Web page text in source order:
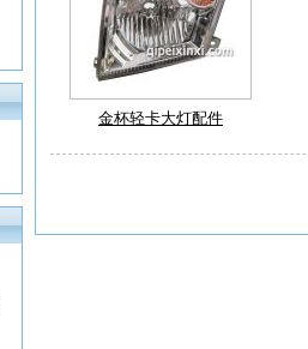
金杯轻卡大灯配件